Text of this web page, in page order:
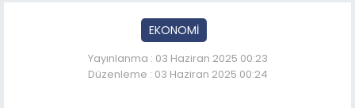
EKONOMİ
Yayınlanma : 03 Haziran 2025 00:23
Düzenleme : 03 Haziran 2025 00:24